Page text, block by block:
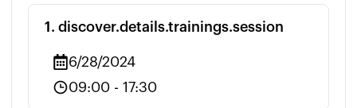
1 . discover.details.trainings.session
6/28/2024
09:00 - 17:30